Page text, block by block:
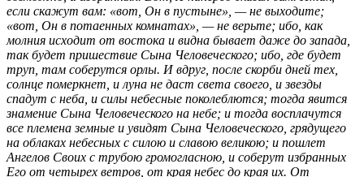
если скажут вам: «вот, Он в пустыне», — не выходите;
«вот, Он в потаенных комнатах», — не верьте; ибо, как
молния исходит от востока и видна бывает даже до запада,
так будет пришествие Сына Человеческого; ибо, где будет
труп, там соберутся орлы. И вдруг, после скорби дней тех,
солнце померкнет, и луна не даст света своего, и звезды
спадут с неба, и силы небесные поколеблются; тогда явится
знамение Сына Человеческого на небе; и тогда восплачутся
все племена земные и увидят Сына Человеческого, грядущего
на облаках небесных с силою и славою великою; и пошлет
Ангелов Своих с трубою громогласною, и соберут избранных
Его от четырех ветров, от края небес до края их. От